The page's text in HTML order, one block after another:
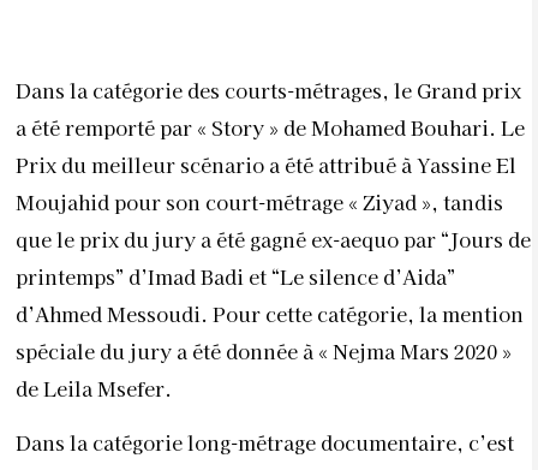
Dans la catégorie des courts-métrages, le Grand prix
a été remporté par « Story » de Mohamed Bouhari. Le
Prix du meilleur scénario a été attribué à Yassine El
Moujahid pour son court-métrage « Ziyad », tandis
que le prix du jury a été gagné ex-aequo par “Jours de
printemps” d’Imad Badi et “Le silence d’Aida”
d’Ahmed Messoudi. Pour cette catégorie, la mention
spéciale du jury a été donnée à « Nejma Mars 2020 »
de Leila Msefer.
Dans la catégorie long-métrage documentaire, c’est